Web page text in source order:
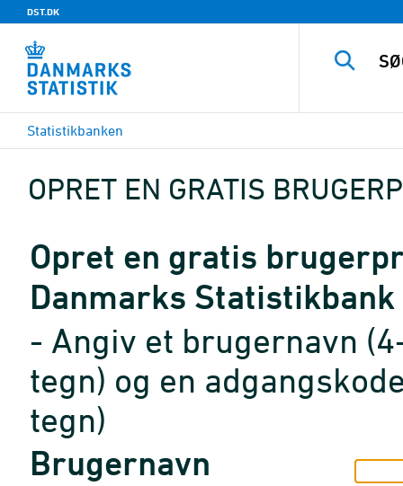
DST.DK
Statistikbanken
OPRET EN GRATIS
Opret en gratis
Danmarks Statistikbank
- Angiv et brugernavn
tegn) og en
tegn)
Brugernavn